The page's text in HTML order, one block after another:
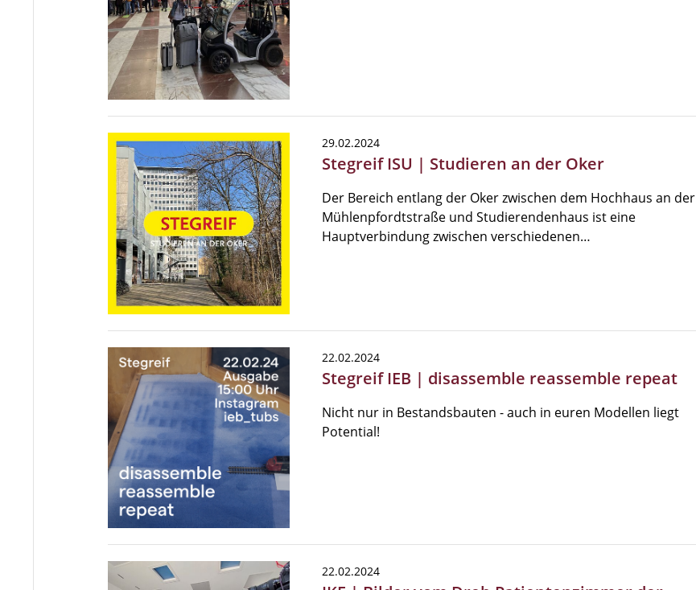
29.02.2024
Stegreif ISU | Studieren an der Oker
Der Bereich entlang der Oker zwischen dem Hochhaus an der
Mühlenpfordtstraße und Studierendenhaus ist eine
Hauptverbindung zwischen verschiedenen…
22.02.2024
Stegreif IEB | disassemble reassemble repeat
Nicht nur in Bestandsbauten - auch in euren Modellen liegt
Potential!
22.02.2024